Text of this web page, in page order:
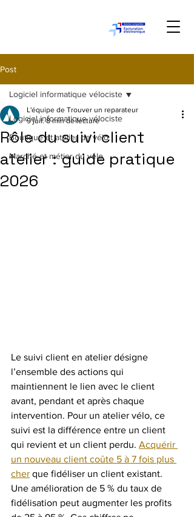
Post
Logiciel informatique vélociste
Boutique et atelier de vélo
Marché et métier du vélo
Logiciel informatique vélociste
Rôle du suivi client
atelier : guide pratique
2026
L'équipe de Trouver un reparateur
9 juil. 8 min de lecture
Le suivi client en atelier désigne
l’ensemble des actions qui
maintiennent le lien avec le client
avant, pendant et après chaque
intervention. Pour un atelier vélo, ce
suivi est la différence entre un client
qui revient et un client perdu. Acquérir
un nouveau client coûte 5 à 7 fois plus
cher que fidéliser un client existant.
Une amélioration de 5 % du taux de
fidélisation peut augmenter les profits